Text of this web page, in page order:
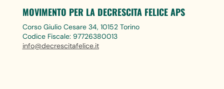
MOVIMENTO PER LA DECRESCITA FELICE APS
Corso Giulio Cesare 34, 10152 Torino
Codice Fiscale: 97726380013
info@decrescitafelice.it